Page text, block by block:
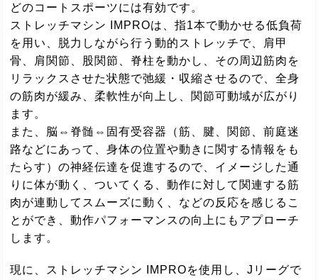
どのコートスポーツには有効です。
ストレッチマシン IMPROは、指1本で動かせる低負荷
を用い、脱力しながら行う動的ストレッチで、肩甲
骨、肩関節、股関節、脊柱を動かし、その周辺筋肉を
リラックスさせた状態で弛緩・収縮させるので、全身
の筋肉が緩み、柔軟性が向上し、関節可動域が広がり
ます。
また、脳⇔脊髄⇔固有受容器（筋、腱、関節、前庭迷
路などにあって、身体の位置や動きに関する情報をも
たらす）の神経伝達を促進するので、イメージした通
りに体が動く、ついてくる、動作に対して関連する筋
肉が連動してスムーズに動く、などの反応を感じるこ
とができ、動作パフォーマンスの向上にもアプローチ
します。
現に、ストレッチマシン IMPROを使用し、Jリーグで